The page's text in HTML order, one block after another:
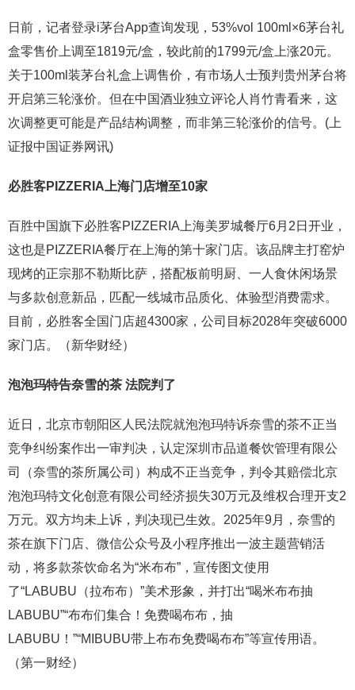
日前，记者登录i茅台App查询发现，53%vol 100ml×6茅台礼
盒零售价上调至1819元/盒，较此前的1799元/盒上涨20元。
关于100ml装茅台礼盒上调售价，有市场人士预判贵州茅台将
开启第三轮涨价。但在中国酒业独立评论人肖竹青看来，这
次调整更可能是产品结构调整，而非第三轮涨价的信号。(上
证报中国证券网讯)
必胜客PIZZERIA上海门店增至10家
百胜中国旗下必胜客PIZZERIA上海美罗城餐厅6月2日开业，
这也是PIZZERIA餐厅在上海的第十家门店。该品牌主打窑炉
现烤的正宗那不勒斯比萨，搭配板前明厨、一人食休闲场景
与多款创意新品，匹配一线城市品质化、体验型消费需求。
目前，必胜客全国门店超4300家，公司目标2028年突破6000
家门店。（新华财经）
泡泡玛特告奈雪的茶 法院判了
近日，北京市朝阳区人民法院就泡泡玛特诉奈雪的茶不正当
竞争纠纷案作出一审判决，认定深圳市品道餐饮管理有限公
司（奈雪的茶所属公司）构成不正当竞争，判令其赔偿北京
泡泡玛特文化创意有限公司经济损失30万元及维权合理开支2
万元。双方均未上诉，判决现已生效。2025年9月，奈雪的
茶在旗下门店、微信公众号及小程序推出一波主题营销活
动，将多款茶饮命名为“米布布”，宣传图文使用
了“LABUBU（拉布布）”美术形象，并打出“喝米布布抽
LABUBU”“布布们集合！免费喝布布，抽
LABUBU！”“MIBUBU带上布布免费喝布布”等宣传用语。
（第一财经）